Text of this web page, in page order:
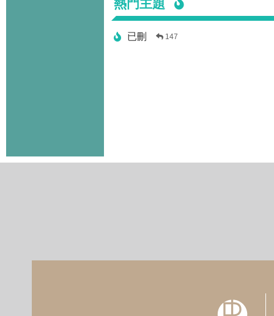
熱門主題
已刪 147